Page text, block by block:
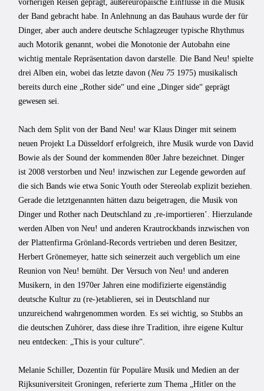
vorherigen Reisen geprägt, außereuropäische Einflüsse in die Musik
der Band gebracht habe. In Anlehnung an das Bauhaus wurde der für
Dinger, aber auch andere deutsche Schlagzeuger typische Rhythmus
auch Motorik genannt, wobei die Monotonie der Autobahn eine
wichtig mentale Repräsentation davon darstelle. Die Band Neu! spielte
drei Alben ein, wobei das letzte davon (Neu 75 1975) musikalisch
bereits durch eine „Rother side“ und eine „Dinger side“ geprägt
gewesen sei.
Nach dem Split von der Band Neu! war Klaus Dinger mit seinem
neuen Projekt La Düsseldorf erfolgreich, ihre Musik wurde von David
Bowie als der Sound der kommenden 80er Jahre bezeichnet. Dinger
ist 2008 verstorben und Neu! inzwischen zur Legende geworden auf
die sich Bands wie etwa Sonic Youth oder Stereolab explizit beziehen.
Gerade die letztgenannten hätten dazu beigetragen, die Musik von
Dinger und Rother nach Deutschland zu ,re-importieren’. Hierzulande
werden Alben von Neu! und anderen Krautrockbands inzwischen von
der Plattenfirma Grönland-Records vertrieben und deren Besitzer,
Herbert Grönemeyer, hatte sich seinerzeit auch vergeblich um eine
Reunion von Neu! bemüht. Der Versuch von Neu! und anderen
Musikern, in den 1970er Jahren eine modifizierte eigenständig
deutsche Kultur zu (re-)etablieren, sei in Deutschland nur
unzureichend wahrgenommen worden. Es sei wichtig, so Stubbs an
die deutschen Zuhörer, dass diese ihre Tradition, ihre eigene Kultur
neu entdecken: „This is your culture“.
Melanie Schiller, Dozentin für Populäre Musik und Medien an der
Rijksuniversiteit Groningen, referierte zum Thema „Hitler on the